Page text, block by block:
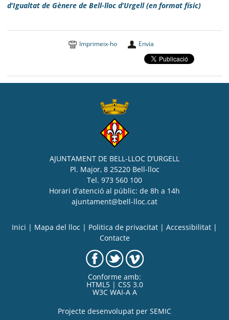
d’Igualtat de Gènere de Bell-lloc d’Urgell (en format físic)
Imprimeix-ho Envia
AJUNTAMENT DE BELL-LLOC D’URGELL
Pl. Major, 8 25220 Bell-lloc
Tel. 973 560 100
Horari d'atenció al públic: de 8h a 14h
ajuntament@bell-lloc.cat
Inici | Mapa del lloc | Politica de privacitat | Accessibilitat |
Contacte
Conforme amb:
HTML5 | CSS 3.0
W3C WAI-A A
Projecte desenvolupat per SEMIC